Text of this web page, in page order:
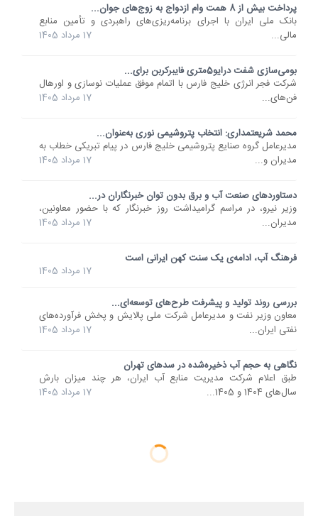
پرداخت بیش از 8 همت وام ازدواج به زوج‌های جوان...
بانک ملی ایران با اجرای برنامه‌ریزی‌های راهبردی و تأمین منابع
مالی...
17 مرداد 1405
بومی‌سازی شفت درایو5متری فایبرکربن برای...
شرکت فجر انرژی خلیج فارس با اتمام موفق عملیات نوسازی و اورهال
فن‌های...
17 مرداد 1405
محمد شریعتمداری: انتخاب پتروشیمی نوری به‌عنوان...
مدیرعامل گروه صنایع پتروشیمی خلیج فارس در پیام تبریکی خطاب به
مدیران و...
17 مرداد 1405
دستاوردهای صنعت آب و برق بدون توان خبرنگاران در...
وزیر نیرو، در مراسم گرامیداشت روز خبرنگار که با حضور معاونین،
مدیران...
17 مرداد 1405
فرهنگ آب، ادامه‌ی یک سنت کهن ایرانی است
17 مرداد 1405
بررسی روند تولید و پیشرفت طرح‌های توسعه‌ای...
معاون وزیر نفت و مدیرعامل شرکت ملی پالایش و پخش فرآورده‌های
نفتی ایران...
17 مرداد 1405
نگاهی به حجم آب ذخیره‌شده در سدهای تهران
طبق اعلام شرکت مدیریت منابع آب ایران، هر چند میزان بارش
سال‌های 1404 و 1405...
17 مرداد 1405